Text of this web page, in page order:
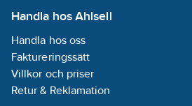
hydrobarriären är ett
praktiskt alternativ till
tunga sandsäckar och
används flitigt av
bland annat
Handla hos Ahlsell
Handla hos oss
Faktureringssätt
Villkor och priser
Retur & Reklamation